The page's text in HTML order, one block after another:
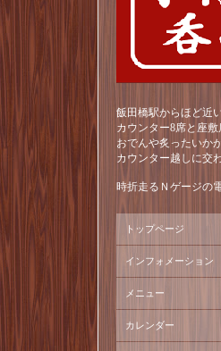
飯田橋駅からほど近
カウンター8席と座
おでんや炙ったいか
カウンター越しに交
時折走るＮゲージの
トップページ
インフォメーション
メニュー
カレンダー